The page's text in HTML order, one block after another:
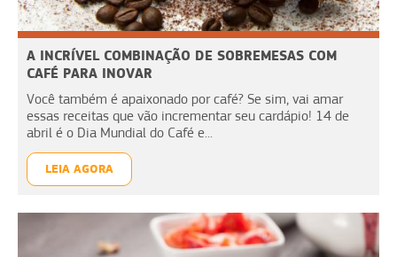
A INCRÍVEL COMBINAÇÃO DE SOBREMESAS COM
CAFÉ PARA INOVAR
Você também é apaixonado por café? Se sim, vai amar
essas receitas que vão incrementar seu cardápio! 14 de
abril é o Dia Mundial do Café e...
LEIA AGORA